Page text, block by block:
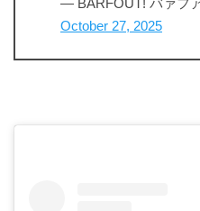
— BARFOUT! バァフ
October 27, 2025